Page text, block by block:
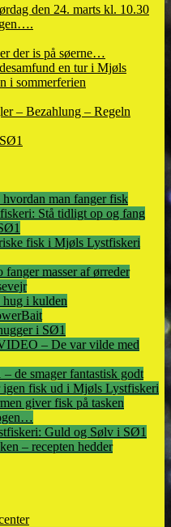
den 24. marts kl. 10.30
der is på søerne…
en tur i Mjøls
i sommerferien
– Bezahlung – Regeln
man fanger fisk
Stå tidligt op og fang
fisk i Mjøls Lystfiskeri
masser af ørreder
i kulden
i SØ1
– De var vilde med
de smager fantastisk godt
igen fisk ud i Mjøls Lystfiskeri
giver fisk på tasken
Guld og Sølv i SØ1
– recepten hedder